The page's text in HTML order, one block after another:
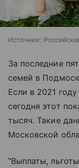
Источник:
За последние
семей в
Если в 2021
сегодня этот
тысяч. Такие
Московской
"Выплаты,